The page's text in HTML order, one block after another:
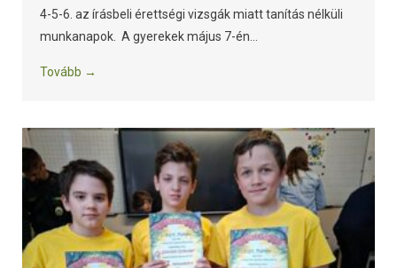
4-5-6. az írásbeli érettségi vizsgák miatt tanítás nélküli
munkanapok. A gyerekek május 7-én...
Tovább →